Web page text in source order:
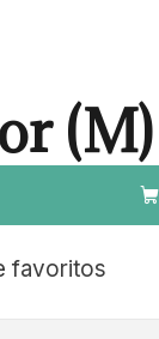
(M)
favoritos